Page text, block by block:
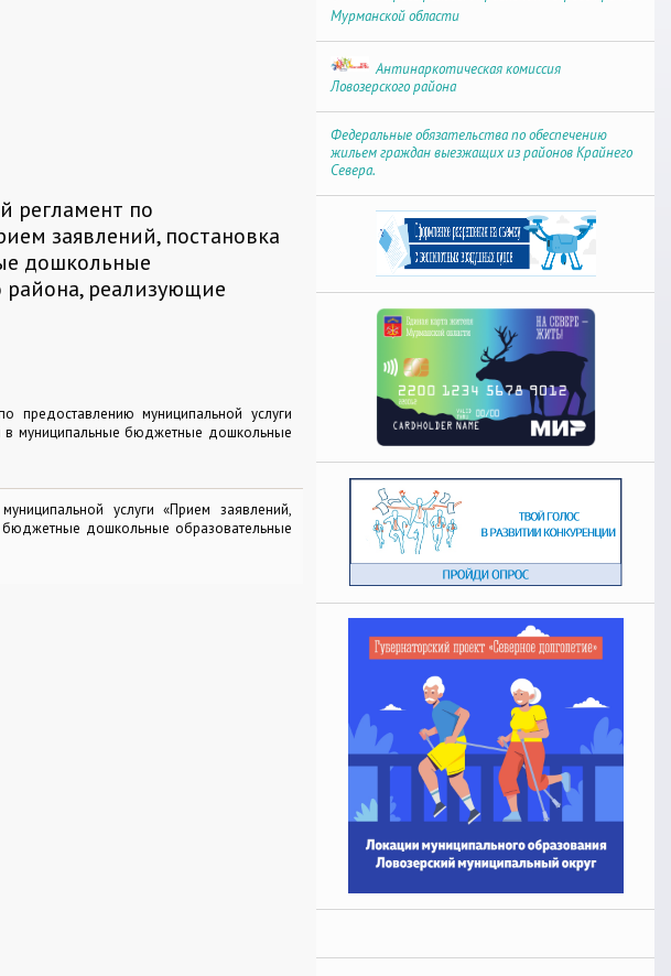
регламент по
заявлений, постановка
дошкольные
района, реализующие
предоставлению муниципальной услуги
в муниципальные бюджетные дошкольные
услуги «Прием заявлений,
бюджетные дошкольные образовательные
Мурманской области
Антинаркотическая комиссия
Ловозерского района
Федеральные обязательства по обеспечению
жильем граждан выезжащих из районов Крайнего
Севера.